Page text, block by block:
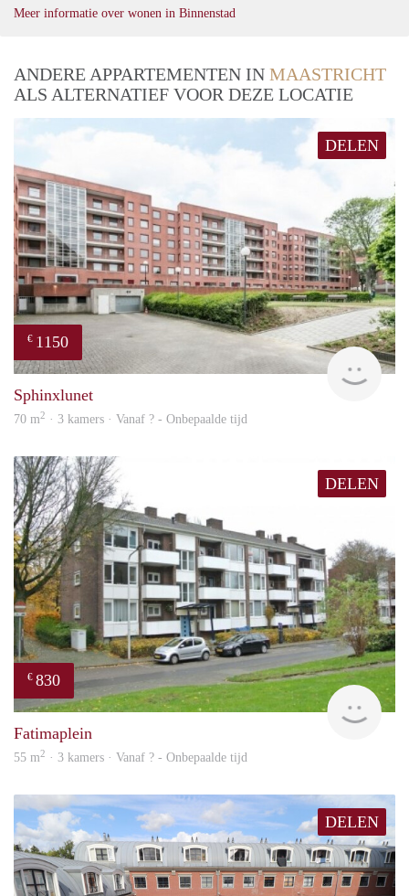
Meer informatie over wonen in Binnenstad
ANDERE APPARTEMENTEN IN MAASTRICHT
ALS ALTERNATIEF VOOR DEZE LOCATIE
DELEN
€ 1150
Sphinxlunet
70 m2 · 3 kamers · Vanaf ? - Onbepaalde tijd
DELEN
€ 830
rent
Fatimaplein
55 m2 · 3 kamers · Vanaf ? - Onbepaalde tijd
DELEN